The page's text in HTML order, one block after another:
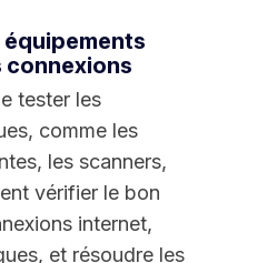
équipements
connexions
tester les
comme les
les scanners,
vérifier le bon
internet,
et résoudre les